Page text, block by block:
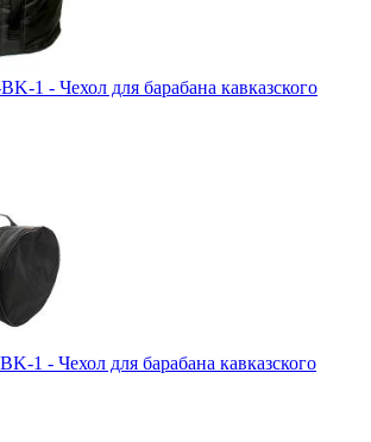
1 - Чехол для барабана кавказского
1 - Чехол для барабана кавказского